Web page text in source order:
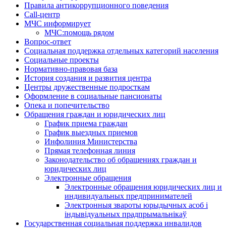
Правила антикоррупционного поведения
Call-центр
МЧС информирует
МЧС:помощь рядом
Вопрос-ответ
Социальная поддержка отдельных категорий населения
Социальные проекты
Нормативно-правовая база
История создания и развития центра
Центры дружественные подросткам
Оформление в социальные пансионаты
Опека и попечительство
Обращения граждан и юридических лиц
График приема граждан
График выездных приемов
Инфолиния Министерства
Прямая телефонная линия
Законодательство об обращениях граждан и
юридических лиц
Электронные обращения
Электронные обращения юридических лиц и
индивидуальных предпринимателей
Электронныя звароты юрыдычных асоб і
індывідуальных прадпрымальнікаў
Государственная социальная поддержка инвалидов